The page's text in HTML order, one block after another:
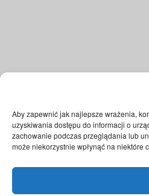
Aby zapewnić jak najlepsze wrażenia,
uzyskiwania dostępu do informacji o
zachowanie podczas przeglądania lub
może niekorzystnie wpłynąć na niektóre